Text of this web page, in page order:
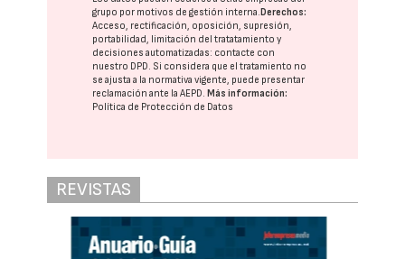
grupo por motivos de gestión interna. Derechos:
Acceso, rectificación, oposición, supresión,
portabilidad, limitación del tratatamiento y
decisiones automatizadas: contacte con
nuestro DPD. Si considera que el tratamiento no
se ajusta a la normativa vigente, puede presentar
reclamación ante laAEPD. Más información:
Política de Protección de Datos
REVISTAS